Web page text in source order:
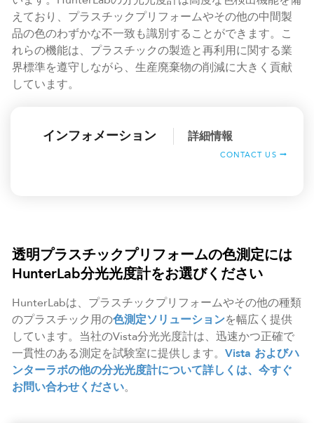
えており、プラスチックプリフォームやその他の中間製
品の色のわずかな不一致も識別することができます。こ
れらの機能は、プラスチックの製造と再利用に関する業
界標準を遵守しながら、生産廃棄物の削減に大きく貢献
しています。
インフォメーション 詳細情報
CONTACT US
透明プラスチックプリフォームの色測定には
HunterLab分光光度計をお選びください
HunterLabは、プラスチックプリフォームやその他の種類
のプラスチック用の色測定ソリューションを幅広く提供
しています。当社のVista分光光度計は、迅速かつ正確で
一貫性のある測定を試験室に提供します。 Vista およびハ
ンターラボの他の分光光度計について詳しくは、今すぐ
お問い合わせください。